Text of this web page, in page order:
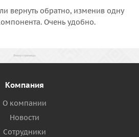
вернуть обратно, изменив одну
Очень удобно.
Компания
О компании
Новости
Сотрудники